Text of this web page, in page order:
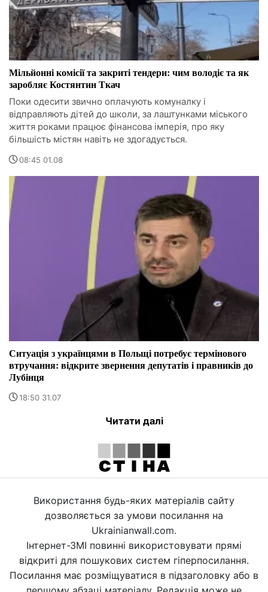
Мільйонні комісії та закриті тендери: чим володіє та як
заробляє Костянтин Ткач
Поки одесити звично оплачують комуналку і
відправляють дітей до школи, за лаштунками міського
життя роками працює фінансова імперія, про яку
більшість містян навіть не здогадується.
08:45 01.08
Ситуація з українцями в Польщі потребує термінового
втручання: відкрите звернення депутатів і правників до
Лубінця
18:50 31.07
Читати далі
Використання будь-яких матеріалів сайту
дозволяється за умови посилання на
Ukrainianwall.com.
Інтернет-ЗМІ повинні використовувати прямі
відкриті для пошукових систем гіперпосилання.
Посилання має розміщуватися в підзаголовку або в